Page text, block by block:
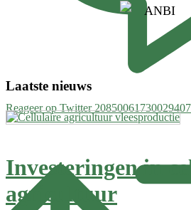
Reageer op Twitter
Laatste nieuws
Investeringen in
agricultuur